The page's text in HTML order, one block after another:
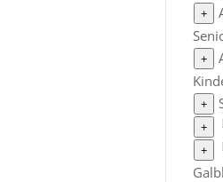
+
+
+
+
+